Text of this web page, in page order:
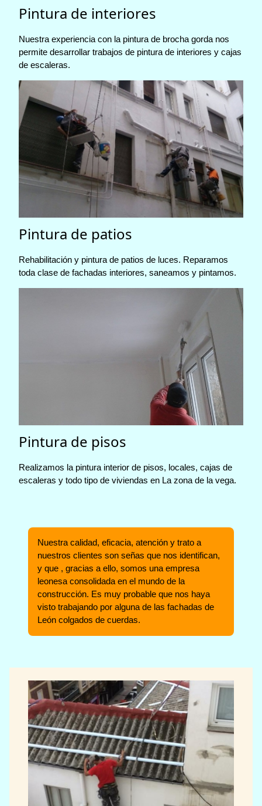
Pintura de interiores
Nuestra experiencia con la pintura de brocha gorda nos
permite desarrollar trabajos de pintura de interiores y cajas
de escaleras.
Pintura de patios
Rehabilitación y pintura de patios de luces. Reparamos
toda clase de fachadas interiores, saneamos y pintamos.
Pintura de pisos
Realizamos la pintura interior de pisos, locales, cajas de
escaleras y todo tipo de viviendas en La zona de la vega.
Nuestra calidad, eficacia, atención y trato a
nuestros clientes son señas que nos identifican,
y que , gracias a ello, somos una empresa
leonesa consolidada en el mundo de la
construcción. Es muy probable que nos haya
visto trabajando por alguna de las fachadas de
León colgados de cuerdas.